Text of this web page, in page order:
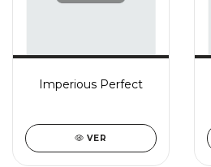
Imperious Perfect
VER